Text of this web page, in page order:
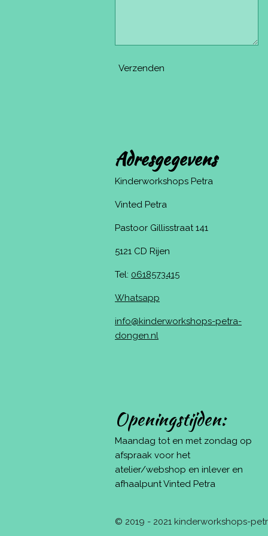
Verzenden
Adresgegevens
Kinderworkshops Petra
Vinted Petra
Pastoor Gillisstraat 141
5121 CD Rijen
Tel: 0618573415
Whatsapp
info@kinderworkshops-petra-
dongen.nl
Openingstijden:
Maandag tot en met zondag op
afspraak voor het
atelier/webshop en inlever en
afhaalpunt Vinted Petra
© 2019 - 2021 kinderworkshops-